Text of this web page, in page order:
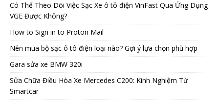
Có Thể Theo Dõi Việc Sạc Xe ô tô điện VinFast Qua Ứng Dụng
VGE Được Không?
How to Sign in to Proton Mail
Nên mua bộ sạc ô tô điện loại nào? Gợi ý lựa chọn phù hợp
Gara sửa xe BMW 320i
Sửa Chữa Điều Hòa Xe Mercedes C200: Kinh Nghiệm Từ
Smartcar